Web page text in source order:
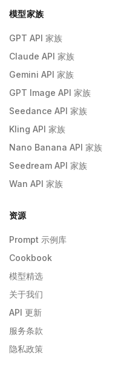
模型家族
GPT API 家族
Claude API 家族
Gemini API 家族
GPT Image API 家族
Seedance API 家族
Kling API 家族
Nano Banana API 家族
Seedream API 家族
Wan API 家族
资源
Prompt 示例库
Cookbook
模型精选
关于我们
API 更新
服务条款
隐私政策